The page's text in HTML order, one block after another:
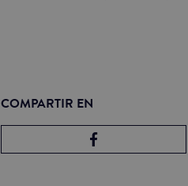
COMPARTIR EN